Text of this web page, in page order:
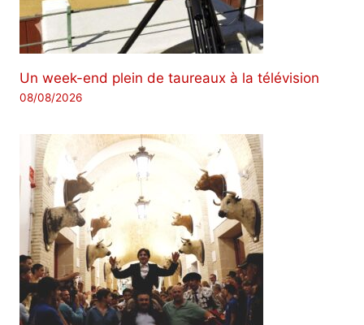
Un week-end plein de taureaux à la télévision
08/08/2026